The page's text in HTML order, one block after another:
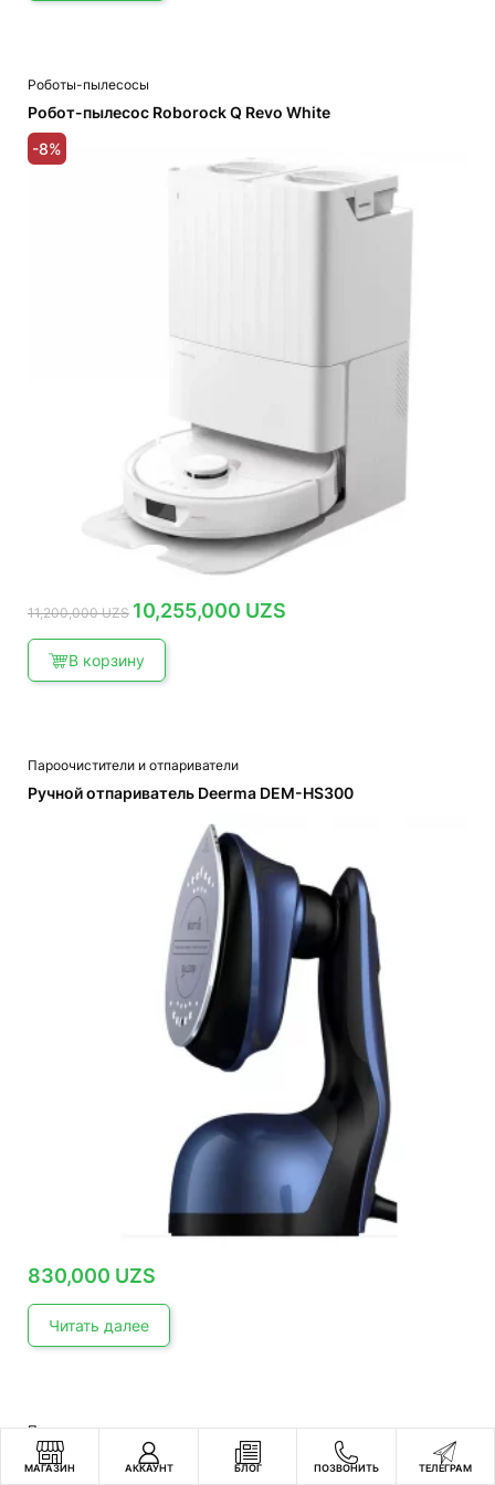
Роботы-пылесосы
Робот-пылесос Roborock Q Revo White
-8%
11,200,000UZS Первоначальная
цена
11,200,000 UZS.
10,255,000 UZS
В корзину
Пароочистители и отпариватели
Ручной отпариватель Deerma DEM-HS300
830,000 UZS
Читать далее
Пароочистители и отпариватели
Портативный отпариватель Deerma DEM-HS200
Garment Streamer
МАГАЗИН АККАУНТ БЛОГ ПОЗВОНИТЬ ТЕЛЕГРАМ